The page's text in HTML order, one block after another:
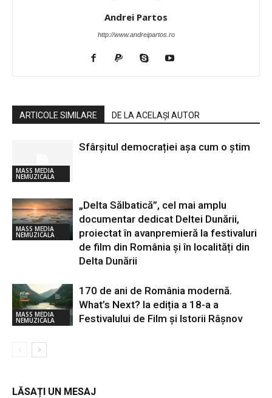
Andrei Partos
http://www.andreipartos.ro
ARTICOLE SIMILARE DE LA ACELAȘI AUTOR
MASS MEDIA
NEMUZICALA
Sfârșitul democrației așa cum o știm
MASS MEDIA
NEMUZICALA
„Delta Sălbatică”, cel mai amplu
documentar dedicat Deltei Dunării,
proiectat în avanpremieră la festivaluri
de film din România și în localități din
Delta Dunării
MASS MEDIA
NEMUZICALA
170 de ani de România modernă.
What’s Next? la ediția a 18-a a
Festivalului de Film și Istorii Râșnov
LĂSAȚI UN MESAJ